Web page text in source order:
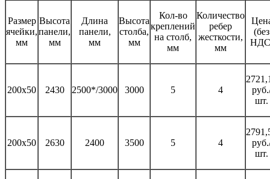
Размер
ячейки,
мм
Высота
панели,
мм
Длина
панели,
мм
Высота
столба,
мм
Кол-во
креплений
на столб,
мм
Количество
ребер
жесткости,
мм
(без
200х50 2430 2500*/3000 3000 5 4
шт.
200х50 2630 2400 3500 5 4
шт.